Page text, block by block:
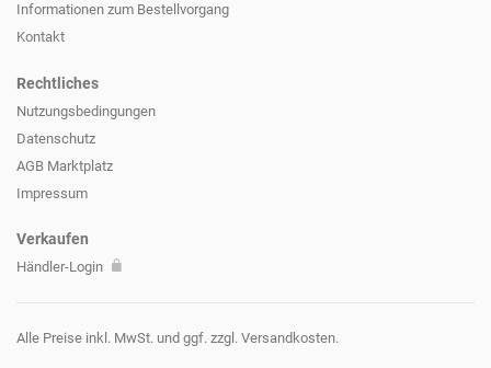
Informationen zum Bestellvorgang
Kontakt
Rechtliches
Nutzungsbedingungen
Datenschutz
AGB Marktplatz
Impressum
Verkaufen
Händler-Login
Alle Preise inkl. MwSt. und ggf. zzgl. Versandkosten.